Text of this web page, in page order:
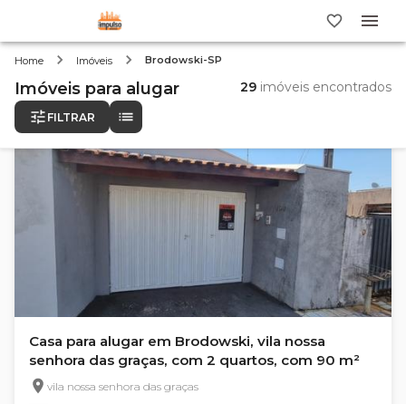
Home Imóveis Brodowski-SP
Imóveis para alugar 29 imóveis encontrados
FILTRAR
Casa para alugar em Brodowski, vila nossa
senhora das graças, com 2 quartos, com 90 m²
vila nossa senhora das graças